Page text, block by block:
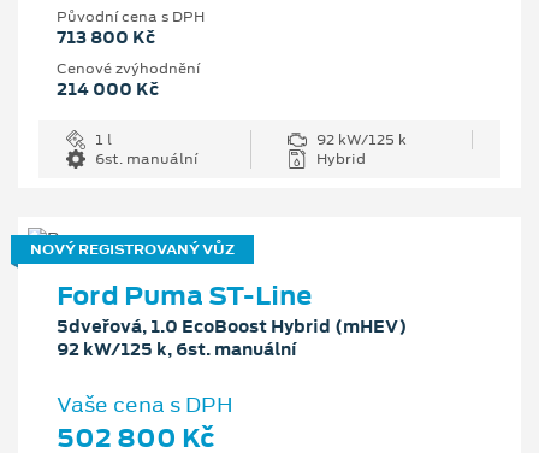
Původní cena s DPH
713 800 Kč
Cenové zvýhodnění
214 000 Kč
1 l
92 kW/125 k
6st. manuální
Hybrid
NOVÝ REGISTROVANÝ VŮZ
Ford Puma ST-Line
5dveřová, 1.0 EcoBoost Hybrid (mHEV)
92 kW/125 k, 6st. manuální
Vaše cena s DPH
502 800 Kč